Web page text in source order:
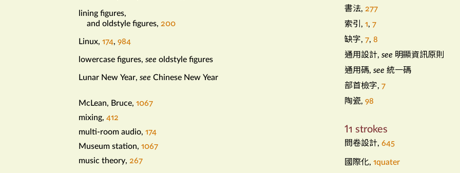
lining figures,
and oldstyle figures, 200
Linux, 174, 984
lowercase figures, see oldstyle figures
Lunar New Year, see Chinese New Year
mMcLean, Bruce, 1067
mixing, 412
multi-room audio, 174
Museum station, 1067
music theory, 267
書法, 277
索引, 1, 7
缺字, 7, 8
通用設計, see 明顯資訊原則
通用碼, see 統一碼
部首檢字, 7
陶瓷, 98
11 strokes
問卷設計, 645
國際化, 1quater